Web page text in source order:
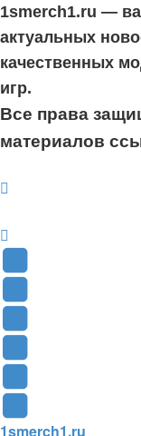
1smerch1.ru —
актуальных
качественных
игр.
Все права
материалов
1smerch1.ru